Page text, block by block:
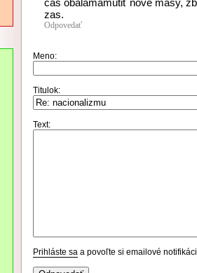
čas obalamamutiť nové masy,
zas.
Odpovedať
Meno:
Titulok:
Text:
Prihláste sa a povoľte si emailové